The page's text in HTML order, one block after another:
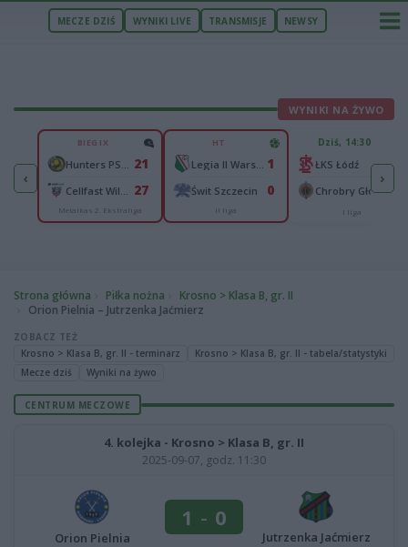
MECZE DZIŚ WYNIKI LIVE TRANSMISJE NEWSY
WYNIKI NA ŻYWO
‹
2
4
BIEG IX
21
27
Metalkas 2. Ekstraliga
HT
1
Świt Szczecin 0
II liga
Dziś, 14:30
ŁKS Łódź
Chrobry Głogów
I liga
›
Strona główna Piłka nożna
Krosno > Klasa B, gr. II
Orion Pielnia – Jutrzenka Jaćmierz
ZOBACZ TEŻ
Krosno > Klasa B, gr. II - terminarz
Krosno > Klasa B, gr. II - tabela/statystyki
Mecze dziś
Wyniki na żywo
CENTRUM MECZOWE
4. kolejka - Krosno > Klasa B, gr. II
2025-09-07, godz. 11:30
Orion Pielnia
1 - 0
Jutrzenka Jaćmierz